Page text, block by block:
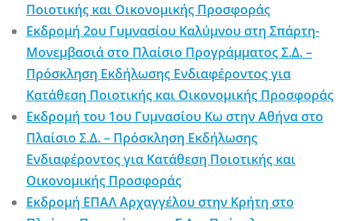
Ποιοτικής και Οικονομικής Προσφοράς
Εκδρομή 2ου Γυμνασίου Καλύμνου στη Σπάρτη-
Μονεμβασιά στο Πλαίσιο Προγράμματος Σ.Δ. –
Πρόσκληση Εκδήλωσης Ενδιαφέροντος για
Κατάθεση Ποιοτικής και Οικονομικής Προσφοράς
Εκδρομή του 1ου Γυμνασίου Κω στην Αθήνα στο
Πλαίσιο Σ.Δ. – Πρόσκληση Εκδήλωσης
Ενδιαφέροντος για Κατάθεση Ποιοτικής και
Οικονομικής Προσφοράς
Εκδρομή ΕΠΑΛ Αρχαγγέλου στην Κρήτη στο